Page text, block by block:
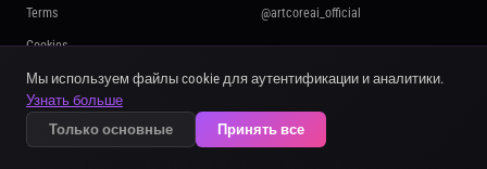
Terms
Cookies
@artcoreai_official
FURIOUSTEAM FZCO
Мы используем файлы cookie для аутентификации и аналитики.
Узнать больше
Только основные
Принять все